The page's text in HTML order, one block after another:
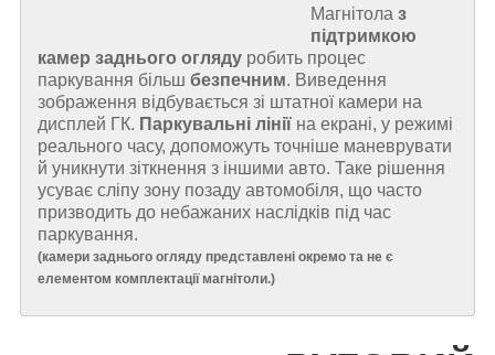
Магнітола з
підтримкою
камер заднього огляду робить процес
паркування більш безпечним. Виведення
зображення відбувається зі штатної камери на
дисплей ГК. Паркувальні лінії на екрані, у режимі
реального часу, допоможуть точніше маневрувати
й уникнути зіткнення з іншими авто. Таке рішення
усуває сліпу зону позаду автомобіля, що часто
призводить до небажаних наслідків під час
паркування.
(камери заднього огляду представлені окремо та не є
елементом комплектації магнітоли.)